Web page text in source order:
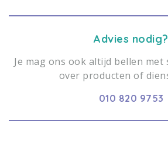
Advies nodig?
Je mag ons ook altijd bellen met
over producten of
010 820 9753